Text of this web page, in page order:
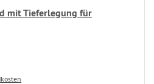
mit Tieferlegung für